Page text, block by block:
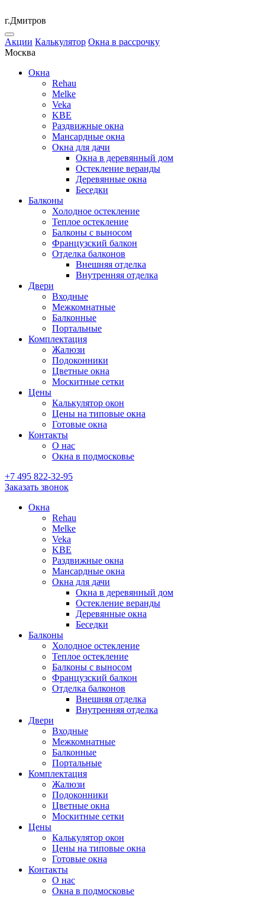
г.Дмитров
Акции Калькулятор Окна в рассрочку
Москва
Окна
Rehau
Melke
Veka
KBE
Раздвижные окна
Мансардные окна
Окна для дачи
Окна в деревянный дом
Остекление веранды
Деревянные окна
Беседки
Балконы
Холодное остекление
Теплое остекление
Балконы с выносом
Французский балкон
Отделка балконов
Внешняя отделка
Внутренняя отделка
Двери
Входные
Межкомнатные
Балконные
Портальные
Комплектация
Жалюзи
Подоконники
Цветные окна
Москитные сетки
Цены
Калькулятор окон
Цены на типовые окна
Готовые окна
Контакты
О нас
Окна в подмосковье
+7 495 822-32-95
Заказать звонок
Окна
Rehau
Melke
Veka
KBE
Раздвижные окна
Мансардные окна
Окна для дачи
Окна в деревянный дом
Остекление веранды
Деревянные окна
Беседки
Балконы
Холодное остекление
Теплое остекление
Балконы с выносом
Французский балкон
Отделка балконов
Внешняя отделка
Внутренняя отделка
Двери
Входные
Межкомнатные
Балконные
Портальные
Комплектация
Жалюзи
Подоконники
Цветные окна
Москитные сетки
Цены
Калькулятор окон
Цены на типовые окна
Готовые окна
Контакты
О нас
Окна в подмосковье